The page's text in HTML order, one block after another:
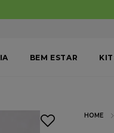
BEM ESTAR